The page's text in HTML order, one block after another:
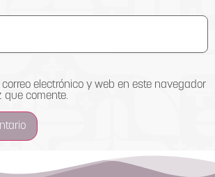
electrónico y web en este navegador
que comente.